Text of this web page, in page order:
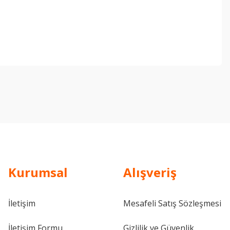
Kurumsal
İletişim
Alışveriş
Mesafeli Satış Sözleşmesi